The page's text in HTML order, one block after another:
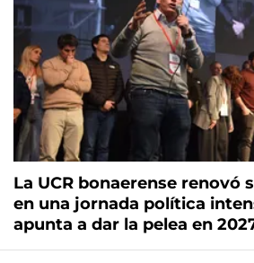
La UCR bonaerense renovó
en una jornada política
apunta a dar la pelea en